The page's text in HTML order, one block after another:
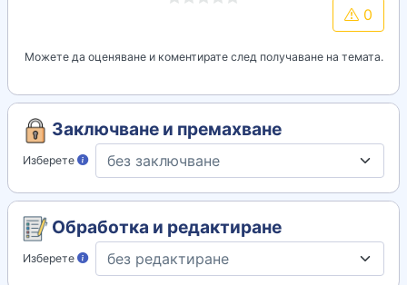
0
Можете да оценяване и коментирате след получаване на темата.
Заключване и премахване
Изберете
Обработка и редактиране
Изберете